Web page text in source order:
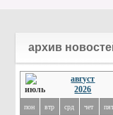
архив
август
2026
пон втр срд чет пят